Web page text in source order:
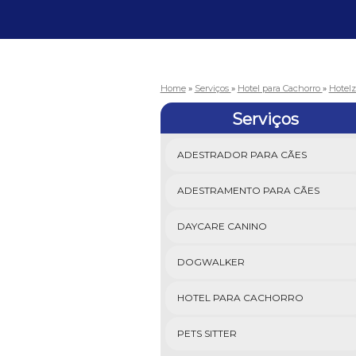
Home » Serviços » Hotel para Cachorro »
Serviços
ADESTRADOR PARA CÃES
ADESTRAMENTO PARA CÃES
DAYCARE CANINO
DOGWALKER
HOTEL PARA CACHORRO
PETS SITTER